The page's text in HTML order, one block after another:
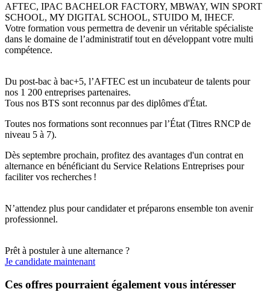
AFTEC, IPAC BACHELOR FACTORY, MBWAY, WIN SPORT
SCHOOL, MY DIGITAL SCHOOL, STUIDO M, IHECF.
Votre formation vous permettra de devenir un véritable spécialiste
dans le domaine de l’administratif tout en développant votre multi
compétence.
Du post-bac à bac+5, l’AFTEC est un incubateur de talents pour
nos 1 200 entreprises partenaires.
Tous nos BTS sont reconnus par des diplômes d'État.
Toutes nos formations sont reconnues par l’État (Titres RNCP de
niveau 5 à 7).
Dès septembre prochain, profitez des avantages d'un contrat en
alternance en bénéficiant du Service Relations Entreprises pour
faciliter vos recherches !
N’attendez plus pour candidater et préparons ensemble ton avenir
professionnel.
Prêt à postuler à une alternance ?
Je candidate maintenant
Ces offres pourraient également vous intéresser